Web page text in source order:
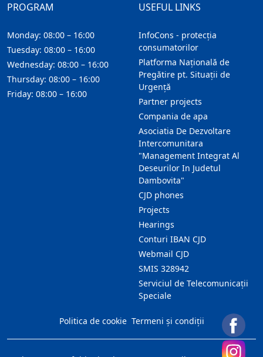
USEFUL LINKS
InfoCons - protecția
consumatorilor
Platforma Națională de
Pregătire pt. Situații de
Urgență
Partner projects
Compania de apa
Asociatia De Dezvoltare
Intercomunitara
"Management Integrat Al
Deseurilor In Judetul
Dambovita"
CJD phones
Projects
Hearings
Conturi IBAN CJD
Webmail CJD
SMIS 328942
Serviciul de Telecomunicații
Speciale
PROGRAM
Monday: 08:00 – 16:00
Tuesday: 08:00 – 16:00
Wednesday: 08:00 – 16:00
Thursday: 08:00 – 16:00
Friday: 08:00 – 16:00
Politica de cookie Termeni și condiții